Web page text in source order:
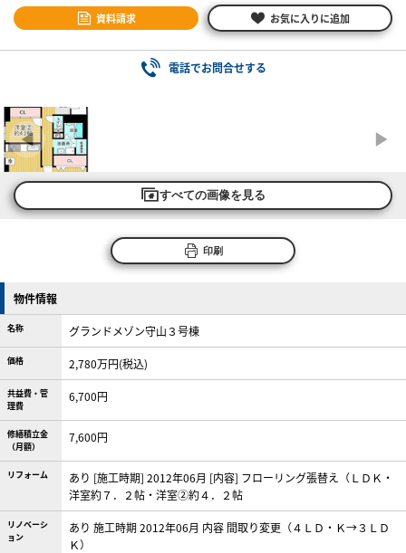
資料請求 お気に入りに追加
電話でお問合せする
すべての画像を見る
印刷
物件情報
名称 グランドメゾン守山３号棟
価格 2,780万円(税込)
共益費・管
理費
6,700円
修繕積立金
（月額）
7,600円
リフォーム
あり [施工時期] 2012年06月 [内容] フローリング張替え（ＬＤＫ・
洋室約７．２帖・洋室②約４．２帖
リノベーシ
ョン
あり 施工時期 2012年06月 内容 間取り変更（４ＬＤ・Ｋ→３ＬＤ
Ｋ）